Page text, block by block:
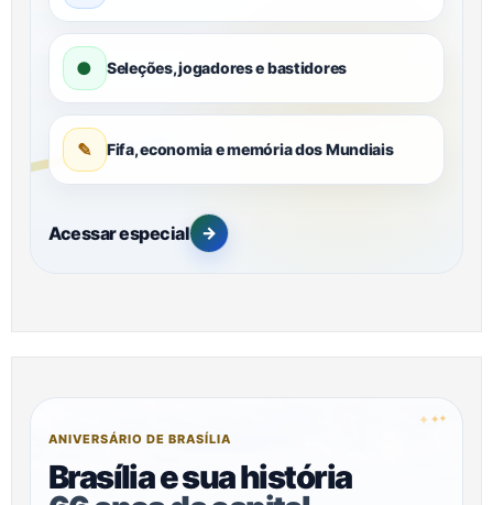
● Seleções, jogadores e bastidores
✎ Fifa, economia e memória dos Mundiais
Acessar especial →
✦ ✦✦
ANIVERSÁRIO DE BRASÍLIA
Brasília e sua história